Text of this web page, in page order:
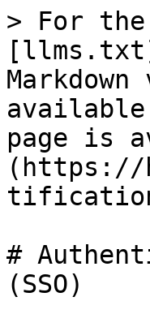
> For the
page is
(https://
#
(SSO)